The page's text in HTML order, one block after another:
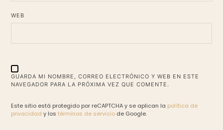
WEB
GUARDA MI NOMBRE, CORREO ELECTRÓNICO Y WEB EN ESTE
NAVEGADOR PARA LA PRÓXIMA VEZ QUE COMENTE.
Este sitio está protegido por reCAPTCHA y se aplican la política de
privacidad y lostérminos de servicio de Google.